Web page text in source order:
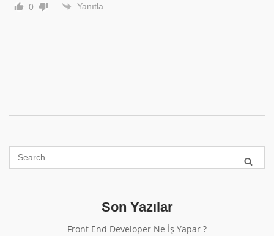
0 Yanıtla
Son Yazılar
Front End Developer Ne İş Yapar ?